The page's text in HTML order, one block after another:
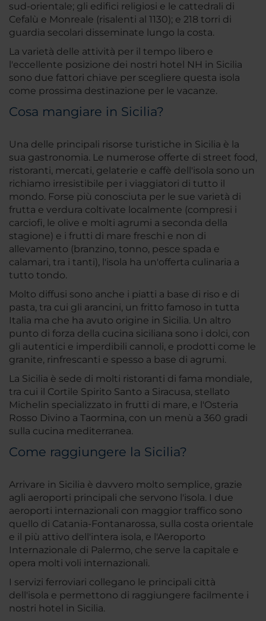
sud-orientale; gli edifici religiosi e le cattedrali di
Cefalù e Monreale (risalenti al 1130); e 218 torri di
guardia secolari disseminate lungo la costa.
La varietà delle attività per il tempo libero e
l'eccellente posizione dei nostri hotel NH in Sicilia
sono due fattori chiave per scegliere questa isola
come prossima destinazione per le vacanze.
Cosa mangiare in Sicilia?
Una delle principali risorse turistiche in Sicilia è la
sua gastronomia. Le numerose offerte di street food,
ristoranti, mercati, gelaterie e caffè dell'isola sono un
richiamo irresistibile per i viaggiatori di tutto il
mondo. Forse più conosciuta per le sue varietà di
frutta e verdura coltivate localmente (compresi i
carciofi, le olive e molti agrumi a seconda della
stagione) e i frutti di mare freschi e non di
allevamento (branzino, tonno, pesce spada e
calamari, tra i tanti), l'isola ha un'offerta culinaria a
tutto tondo.
Molto diffusi sono anche i piatti a base di riso e di
pasta, tra cui gli arancini, un fritto famoso in tutta
Italia ma che ha avuto origine in Sicilia. Un altro
punto di forza della cucina siciliana sono i dolci, con
gli autentici e imperdibili cannoli, e prodotti come le
granite, rinfrescanti e spesso a base di agrumi.
La Sicilia è sede di molti ristoranti di fama mondiale,
tra cui il Cortile Spirito Santo a Siracusa, stellato
Michelin specializzato in frutti di mare, e l'Osteria
Rosso Divino a Taormina, con un menù a 360 gradi
sulla cucina mediterranea.
Come raggiungere la Sicilia?
Arrivare in Sicilia è davvero molto semplice, grazie
agli aeroporti principali che servono l'isola. I due
aeroporti internazionali con maggior traffico sono
quello di Catania-Fontanarossa, sulla costa orientale
e il più attivo dell'intera isola, e l'Aeroporto
Internazionale di Palermo, che serve la capitale e
opera molti voli internazionali.
I servizi ferroviari collegano le principali città
dell'isola e permettono di raggiungere facilmente i
nostri hotel in Sicilia.